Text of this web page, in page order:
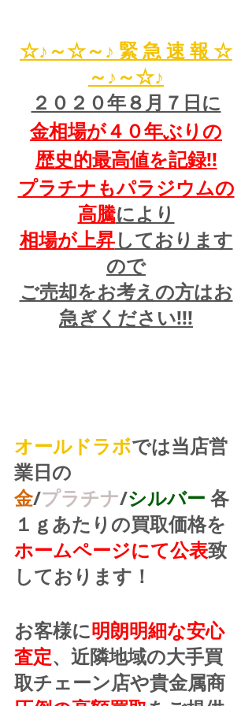
☆♪～☆～♪ 緊 急 速 報 ☆
～♪～☆♪
２０２０年８月７日に
金相場が４０年ぶりの
歴史的最高値を記録!!
プラチナもパラジウムの
高騰により
相場が上昇しております
ので
ご売却をお考えの方はお
急ぎください!!!
オールドラボでは当店営
業日の
金/プラチナ/シルバー 各
１ｇあたりの買取価格を
ホームページにて公表致
しております！
お客様に明朗明細な安心
査定、近隣地域の大手買
取チェーン店や貴金属商